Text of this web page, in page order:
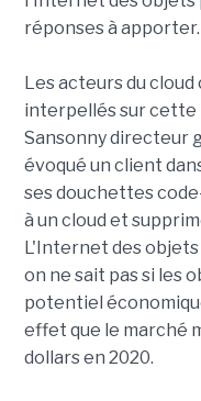
réponses à apporter.
Les acteurs du
interpellés sur cette
Sansonny directeur
évoqué un client
ses douchettes
à un cloud et
L'Internet des
on ne sait pas si les
potentiel
effet que le marché
dollars en 2020.